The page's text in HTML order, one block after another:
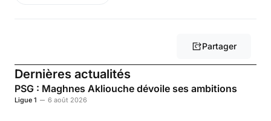
Partager
Dernières actualités
PSG : Maghnes Akliouche dévoile ses ambitions
Ligue 1 6 août 2026